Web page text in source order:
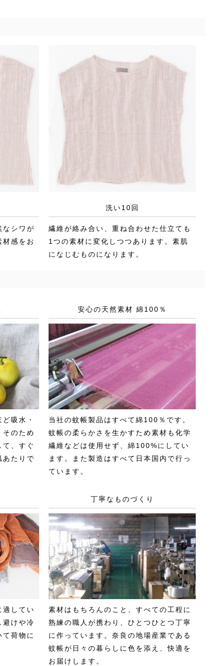
なシワが
感をお
洗い10回
繊維が絡み合い、重ね合わせた仕立ても
1つの素材に変化しつつあります。素肌
になじむものになります。
吸水・
のため
、すぐ
あたりで
安心の天然素材 綿100％
当社の蚊帳製品はすべて綿100％です。
蚊帳の柔らかさを生かすため素材も化学
繊維などは使用せず、綿100%にしてい
ます。また製造はすべて日本国内で行っ
ています。
適してい
避けや冷
荷物に
丁寧なものづくり
素材はもちろんのこと、すべての工程に
熟練の職人が携わり、ひとつひとつ丁寧
に作っています。奈良の地場産業である
蚊帳が日々の暮らしに色を添え、快適を
お届けします。